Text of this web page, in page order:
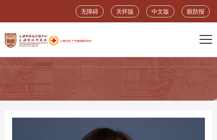
无障碍 关怀版 中文版 眼防报